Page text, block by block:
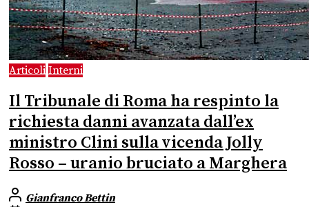
Articoli Interni
Il Tribunale di Roma ha respinto la
richiesta danni avanzata dall’ex
ministro Clini sulla vicenda Jolly
Rosso – uranio bruciato a Marghera
Gianfranco Bettin